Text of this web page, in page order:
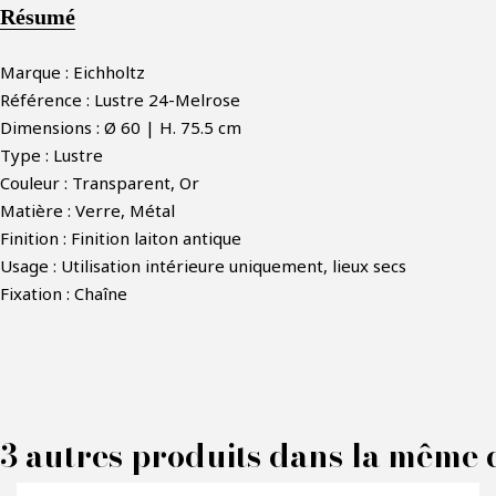
Résumé
Marque : Eichholtz
Référence : Lustre 24-Melrose
Dimensions : Ø 60 | H. 75.5 cm
Type : Lustre
Couleur : Transparent, Or
Matière : Verre, Métal
Finition : Finition laiton antique
Usage : Utilisation intérieure uniquement, lieux secs
Fixation : Chaîne
3 autres produits dans la même